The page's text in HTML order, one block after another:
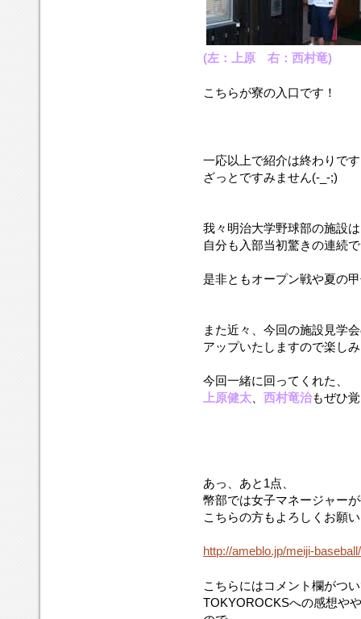
(左：上原 右：西村竜)
こちらが寮の入口です！
一応以上で紹介は終わりで
ざっとですみません(-_-;)
我々明治大学野球部の施設
自分も入部当初驚きの連続
是非ともオープン戦や夏の
また近々、今回の施設見学
アップいたしますので楽し
今回一緒に回ってくれた、
上原健太
西村竜治もぜひ
あっ、あと1点、
幣部では女子マネージャー
こちらの方もよろしくお願
http://ameblo.jp/meiji-baseball/
こちらにはコメント欄がつ
TOKYOROCKSへの感想や